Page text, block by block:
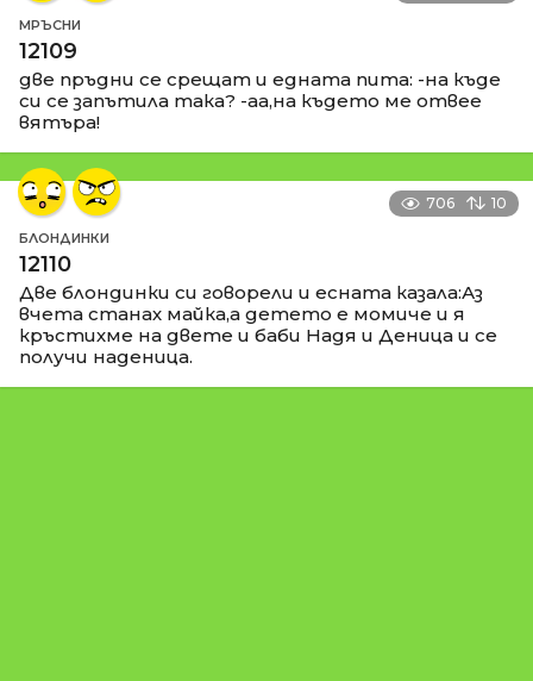
МРЪСНИ
12109
две пръдни се срещат и едната пита: -на къде
си се запътила така? -аа,на където ме отвее
вятъра!
706 10
БЛОНДИНКИ
12110
Две блондинки си говорели и есната казала:Аз
вчета станах майка,а детето е момиче и я
кръстихме на двете и баби Надя и Деница и се
получи наденица.